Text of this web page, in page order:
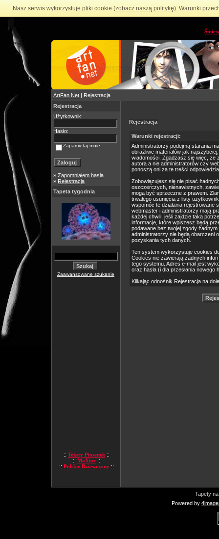
Nasz serwis wykorzystuje pliki cookie (zobacz naszą politykę). Warunki
ArtFan.Net | Rejestracja
Rejestracja
Użytkownik:
Hasło:
Zapamiętaj mnie
»Zapomniałem hasła
» Rejestracja
Tapeta tygodnia
Zaawansowane szukanie
:: Teksty Piosenek ::
:: MaXior ::
:: Polskie Dziewczyny ::
Rejestracja
Warunki rejestracji:
Administratorzy podejmą starania
obraźliwe materiałów jak
wiadomości. Zgadzasz się więc, że
autora a nie administratorów czy
ponoszą oni za te treści
Zobowiązujesz się nie pisać
oszczerczych, nienawistnych,
mogą być sprzeczne z prawem.
trwałego usunięcia z listy
wspomóc te działania
webmaster i administratorzy mają
każdej chwili, jeśli zajdzie taka
informacje, które wpiszesz będą
podawane bez twojej zgody
administratorzy nie będą obarczeni
pozyskania tych danych.
Ten system wykorzystuje cookies
Cookies nie zawierają żadnych
tego systemu. Adres e-mail jest
oraz hasła (i dla przesłania nowego
Klikając odnośnik Rejestracja na
Tapety
Powered by